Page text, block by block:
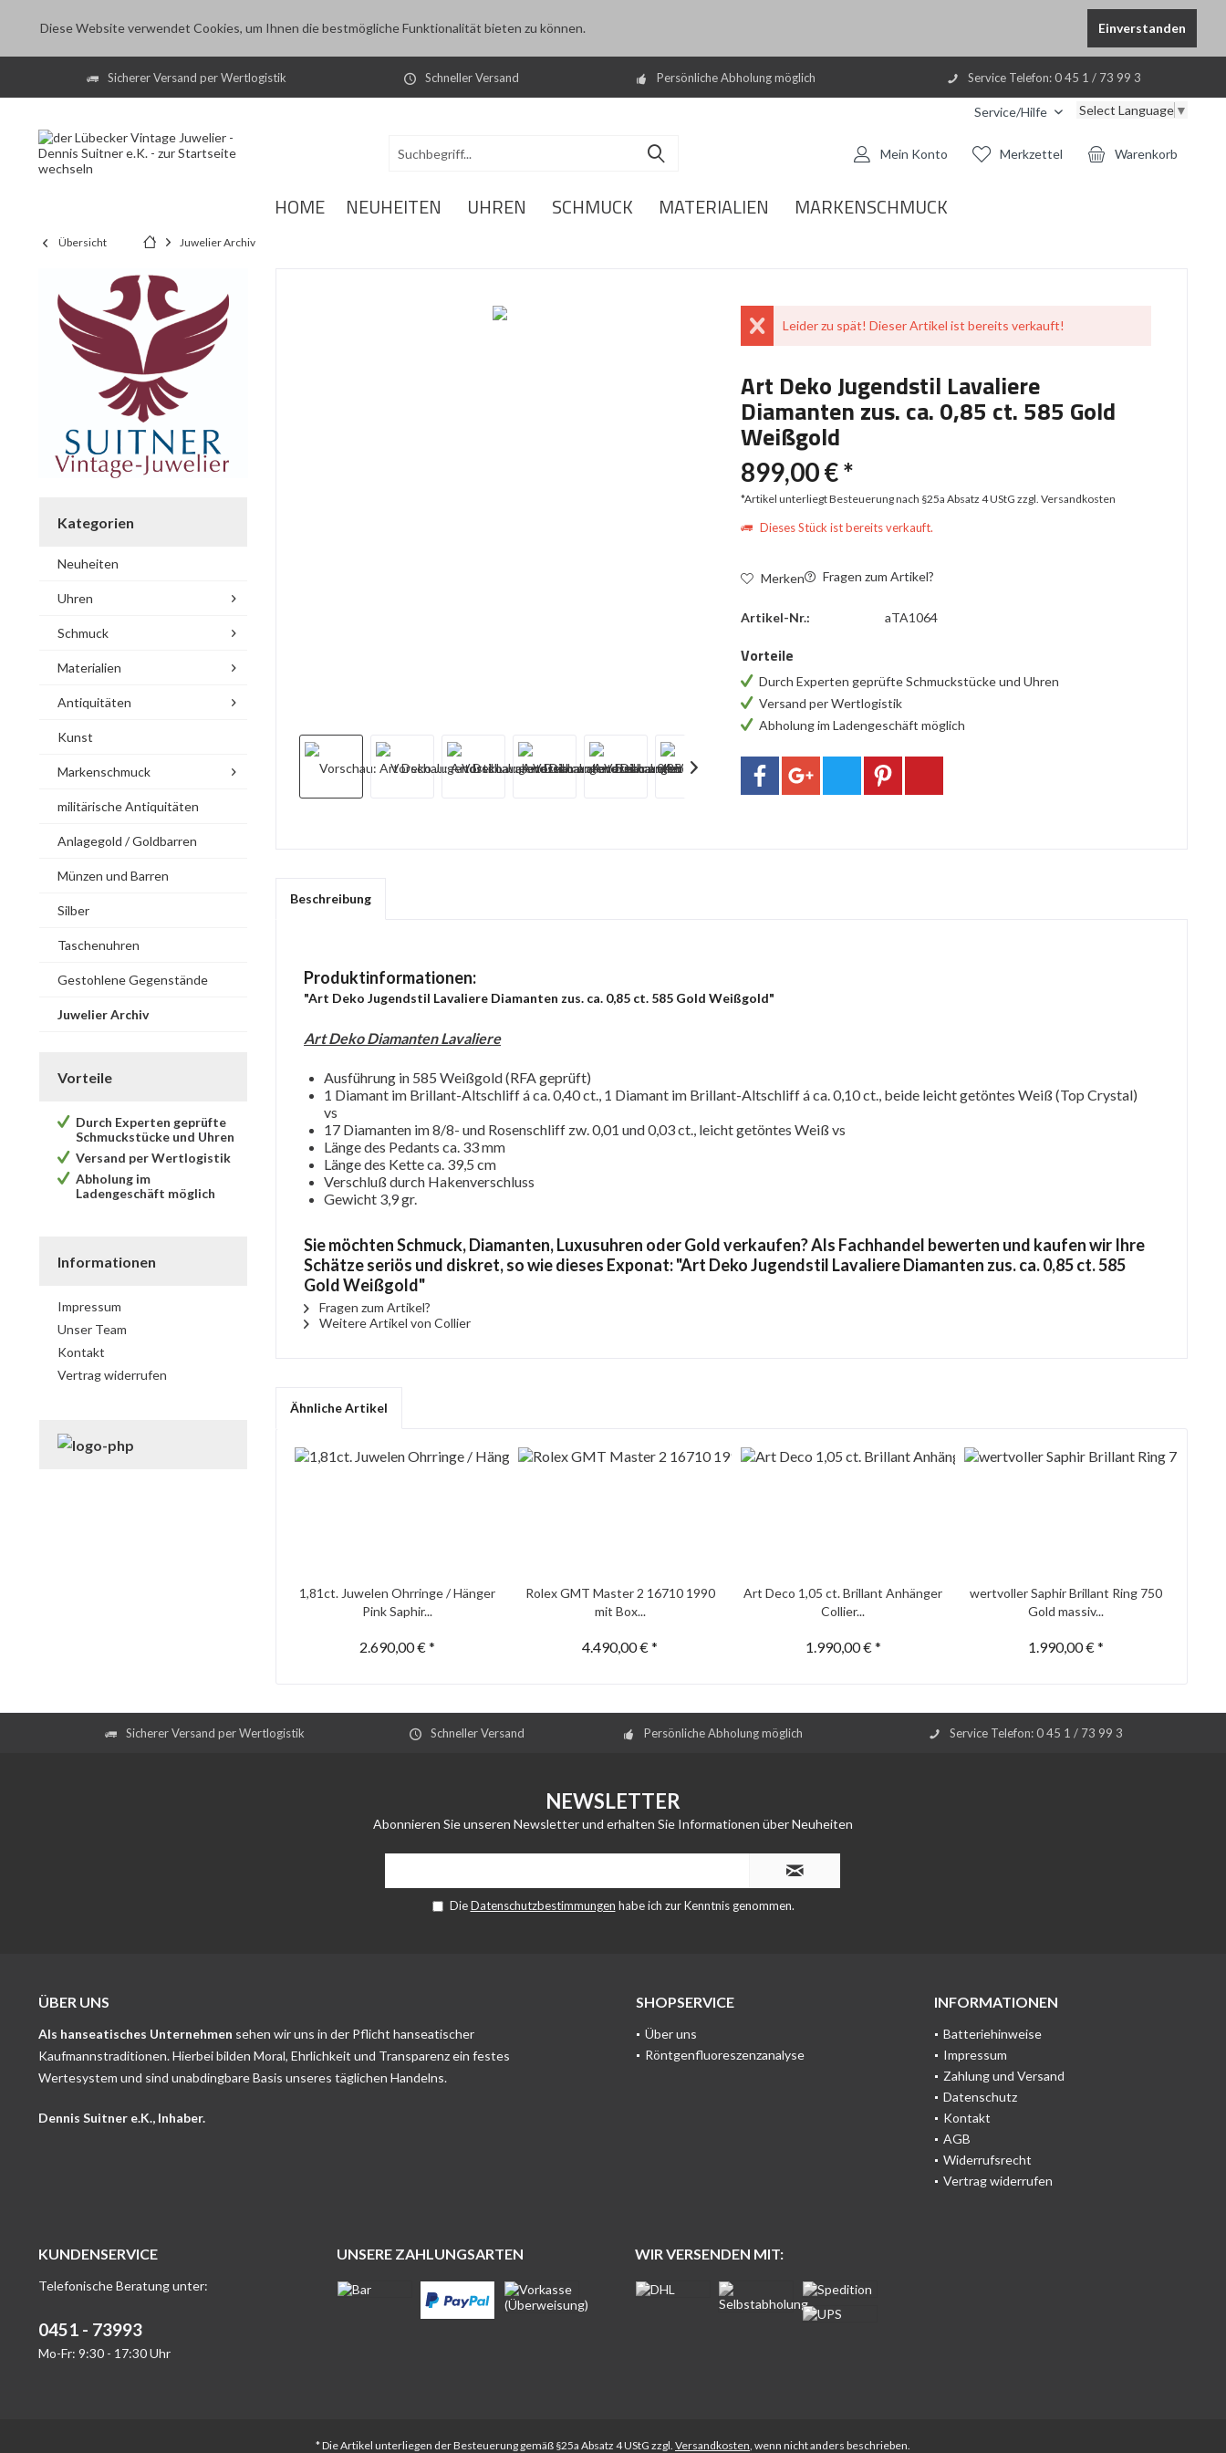
Diese Website verwendet Cookies, um Ihnen die bestmögliche Funktionalität bieten zu können. Einverstanden
Sicherer Versand per Wertlogistik Schneller Versand Persönliche Abholung möglich Service Telefon: 0 45 1 / 73 99 3
Service/Hilfe Select Language ▼
Warenkorb
Merkzettel
Mein Konto
HOME NEUHEITEN UHREN SCHMUCK MATERIALIEN MARKENSCHMUCK
Übersicht Juwelier Archiv
Kategorien
Neuheiten
Uhren
Schmuck
Materialien
Antiquitäten
Kunst
Markenschmuck
militärische Antiquitäten
Anlagegold / Goldbarren
Münzen und Barren
Silber
Taschenuhren
Gestohlene Gegenstände
Juwelier Archiv
Vorteile
Durch Experten geprüfte
Schmuckstücke und Uhren
Versand per Wertlogistik
Abholung im
Ladengeschäft möglich
Informationen
Impressum
Unser Team
Kontakt
Vertrag widerrufen
Leider zu spät! Dieser Artikel ist bereits verkauft!
Art Deko Jugendstil Lavaliere
Diamanten zus. ca. 0,85 ct. 585 Gold
Weißgold
899,00 € *
*Artikel unterliegt Besteuerung nach §25a Absatz 4 UStG zzgl. Versandkosten
Dieses Stück ist bereits verkauft.
Merken Fragen zum Artikel?
Artikel-Nr.: aTA1064
Vorteile
Durch Experten geprüfte Schmuckstücke und Uhren
Versand per Wertlogistik
Abholung im Ladengeschäft möglich
Beschreibung
Produktinformationen:
"Art Deko Jugendstil Lavaliere Diamanten zus. ca. 0,85 ct. 585 Gold Weißgold"
Art Deko Diamanten Lavaliere
Ausführung in 585 Weißgold (RFA geprüft)
1 Diamant im Brillant-Altschliff á ca. 0,40 ct., 1 Diamant im Brillant-Altschliff á ca. 0,10 ct., beide leicht getöntes Weiß (Top Crystal)
vs
17 Diamanten im 8/8- und Rosenschliff zw. 0,01 und 0,03 ct., leicht getöntes Weiß vs
Länge des Pedants ca. 33 mm
Länge des Kette ca. 39,5 cm
Verschluß durch Hakenverschluss
Gewicht 3,9 gr.
Sie möchten Schmuck, Diamanten, Luxusuhren oder Gold verkaufen? Als Fachhandel bewerten und kaufen wir Ihre
Schätze seriös und diskret, so wie dieses Exponat: "Art Deko Jugendstil Lavaliere Diamanten zus. ca. 0,85 ct. 585
Gold Weißgold"
Fragen zum Artikel?
Weitere Artikel von Collier
Ähnliche Artikel
1,81ct. Juwelen Ohrringe / Hänger
Pink Saphir...
2.690,00 € *
Rolex GMT Master 2 16710 1990
mit Box...
4.490,00 € *
Art Deco 1,05 ct. Brillant Anhänger
Collier...
1.990,00 € *
wertvoller Saphir Brillant Ring 750
Gold massiv...
1.990,00 € *
Sicherer Versand per Wertlogistik Schneller Versand Persönliche Abholung möglich Service Telefon: 0 45 1 / 73 99 3
NEWSLETTER
Abonnieren Sie unseren Newsletter und erhalten Sie Informationen über Neuheiten
DieDatenschutzbestimmungen habe ich zur Kenntnis genommen.
ÜBER UNS
Als hanseatisches Unternehmen sehen wir uns in der Pflicht hanseatischer
Kaufmannstraditionen. Hierbei bilden Moral, Ehrlichkeit und Transparenz ein festes
Wertesystem und sind unabdingbare Basis unseres täglichen Handelns.
Dennis Suitner e.K., Inhaber.
SHOPSERVICE
Über uns
Röntgenfluoreszenzanalyse
INFORMATIONEN
Batteriehinweise
Impressum
Zahlung und Versand
Datenschutz
Kontakt
AGB
Widerrufsrecht
Vertrag widerrufen
KUNDENSERVICE
Telefonische Beratung unter:
0451 - 73993
Mo-Fr: 9:30 - 17:30 Uhr
UNSERE ZAHLUNGSARTEN WIR VERSENDEN MIT:
* Die Artikel unterliegen der Besteuerung gemäß §25a Absatz 4 UStG zzgl. Versandkosten, wenn nicht anders beschrieben.